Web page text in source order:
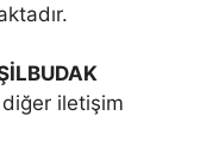
iletişim